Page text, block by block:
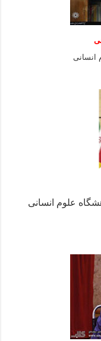
انسانی
علوم انسانی